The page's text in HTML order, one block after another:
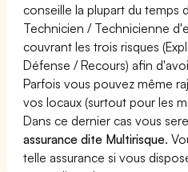
conseille la plupart du temps
Technicien / Technicienne
couvrant les trois risques
Défense / Recours) afin
Parfois vous pouvez même
vos locaux (surtout pour les
Dans ce dernier cas vous
assurance dite Multirisque.
telle assurance si vous